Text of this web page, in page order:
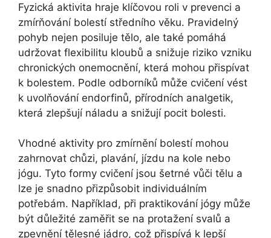
Fyzická aktivita hraje klíčovou roli v prevenci a
zmírňování bolestí středního věku. Pravidelný
pohyb nejen posiluje tělo, ale také pomáhá
udržovat flexibilitu kloubů a snižuje riziko vzniku
chronických onemocnění, která mohou přispívat
k bolestem. Podle odborníků může cvičení vést
k uvolňování endorfinů, přírodních analgetik,
která zlepšují náladu a snižují pocit bolesti.
Vhodné aktivity pro zmírnění bolestí mohou
zahrnovat chůzi, plavání, jízdu na kole nebo
jógu. Tyto formy cvičení jsou šetrné vůči tělu a
lze je snadno přizpůsobit individuálním
potřebám. Například, při praktikování jógy může
být důležité zaměřit se na protažení svalů a
zpevnění tělesné jádro, což přispívá k lepší